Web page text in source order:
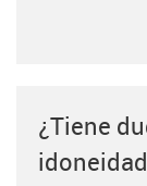
¿Tiene